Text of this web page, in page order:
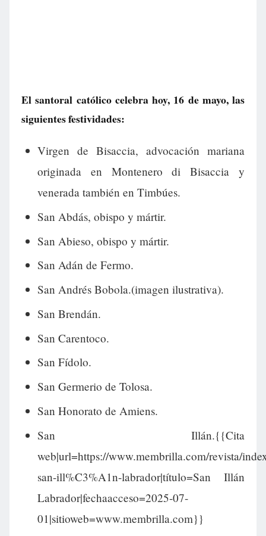
El santoral católico celebra hoy, 16 de mayo, las
siguientes festividades:
Virgen de Bisaccia, advocación mariana
originada en Montenero di Bisaccia y
venerada también en Timbúes.
San Abdás, obispo y mártir.
San Abieso, obispo y mártir.
San Adán de Fermo.
San Andrés Bobola.(imagen ilustrativa).
San Brendán.
San Carentoco.
San Fídolo.
San Germerio de Tolosa.
San Honorato de Amiens.
San Illán.{{Cita
web|url=https://www.membrilla.com/revista/
san-ill%C3%A1n-labrador|título=San Illán
Labrador|fechaacceso=2025-07-
01|sitioweb=www.membrilla.com}}